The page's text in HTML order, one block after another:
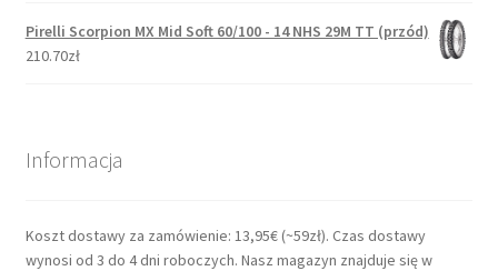
Pirelli Scorpion MX Mid Soft 60/100 - 14 NHS 29M TT (przód)
210.70zł
Informacja
Koszt dostawy za zamówienie: 13,95€ (~59zł). Czas dostawy
wynosi od 3 do 4 dni roboczych. Nasz magazyn znajduje się w